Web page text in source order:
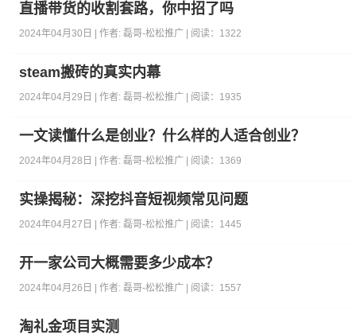
直播带货的收割套路，你中招了吗
2024年04月30日 | 作者:磊哥-松松推广 | 阅读： 1322
steam搬砖的真实内幕
2024年04月29日 | 作者:磊哥-松松推广 | 阅读： 1935
一文读懂什么是创业？什么样的人适合创业？
2024年04月28日 | 作者:磊哥-松松推广 | 阅读： 1369
实操揭秘：深挖抖音短视频常见问题
2024年04月27日 | 作者:磊哥-松松推广 | 阅读： 1445
开一家公司大概需要多少成本？
2024年04月26日 | 作者:磊哥-松松推广 | 阅读： 1557
淘礼金项目实测